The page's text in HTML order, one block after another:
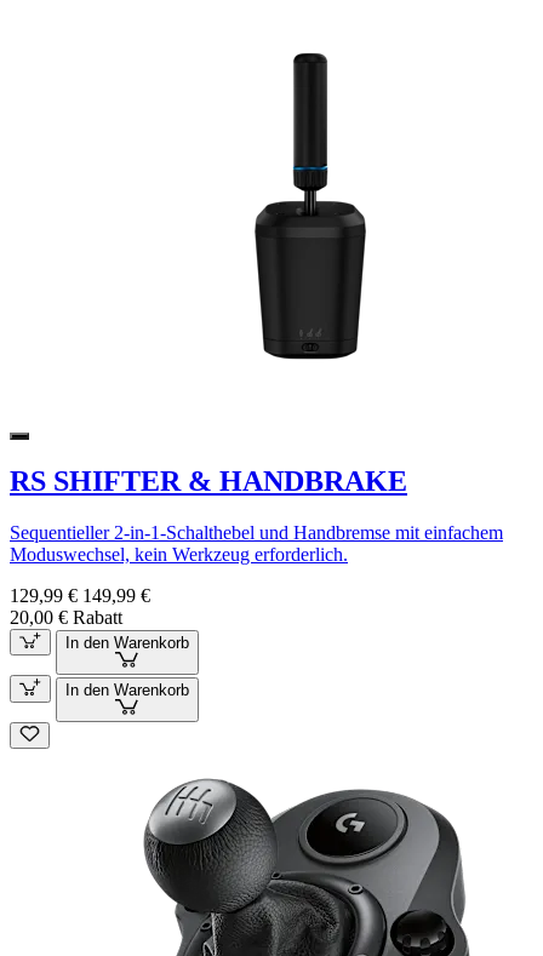
RS SHIFTER & HANDBRAKE
Sequentieller 2-in-1-Schalthebel und Handbremse mit einfachem
Moduswechsel, kein Werkzeug erforderlich.
129,99 € 149,99 €
20,00 € Rabatt
In den Warenkorb
In den Warenkorb